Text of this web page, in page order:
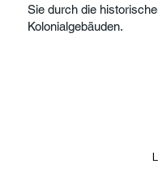
Sie durch die
Kolonialgebäuden.